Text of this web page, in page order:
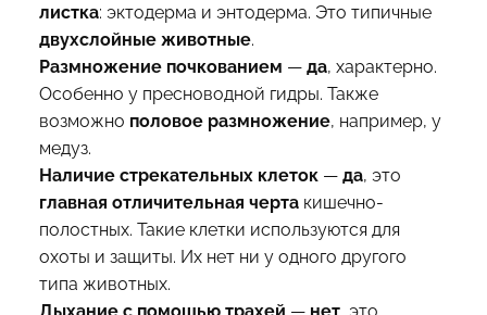
листка: эктодерма и энтодерма. Это типичные
двухслойные животные.
Размножение почкованием — да, характерно.
Особенно у пресноводной гидры. Также
возможно половое размножение, например, у
медуз.
Наличие стрекательных клеток— да, это
главная отличительная чертакишечно-
полостных. Такие клетки используются для
охоты и защиты. Их нет ни у одного другого
типа животных.